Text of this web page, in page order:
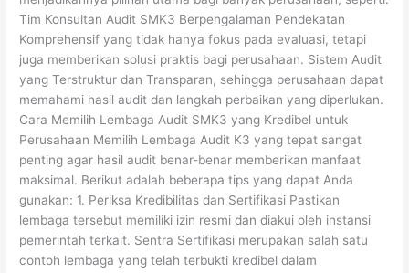
Tim Konsultan Audit SMK3 Berpengalaman Pendekatan
Komprehensif yang tidak hanya fokus pada evaluasi, tetapi
juga memberikan solusi praktis bagi perusahaan. Sistem Audit
yang Terstruktur dan Transparan, sehingga perusahaan dapat
memahami hasil audit dan langkah perbaikan yang diperlukan.
Cara Memilih Lembaga Audit SMK3 yang Kredibel untuk
Perusahaan Memilih Lembaga Audit K3 yang tepat sangat
penting agar hasil audit benar-benar memberikan manfaat
maksimal. Berikut adalah beberapa tips yang dapat Anda
gunakan: 1. Periksa Kredibilitas dan Sertifikasi Pastikan
lembaga tersebut memiliki izin resmi dan diakui oleh instansi
pemerintah terkait. Sentra Sertifikasi merupakan salah satu
contoh lembaga yang telah terbukti kredibel dalam